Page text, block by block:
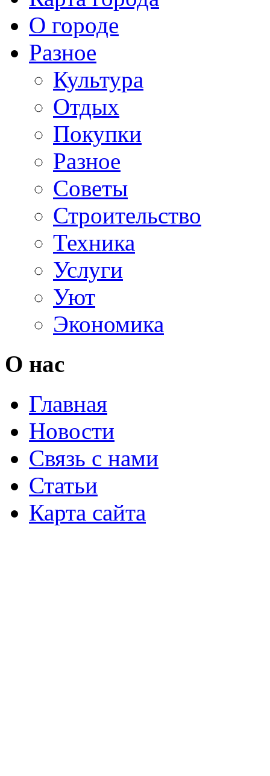
О городе
Разное
Культура
Отдых
Покупки
Разное
Советы
Строительство
Техника
Услуги
Уют
Экономика
О нас
Главная
Новости
Связь с нами
Статьи
Карта сайта